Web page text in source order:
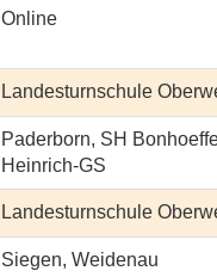
Online
Landesturnschule
Paderborn, SH
Heinrich-GS
Landesturnschule
Siegen, Weidenau